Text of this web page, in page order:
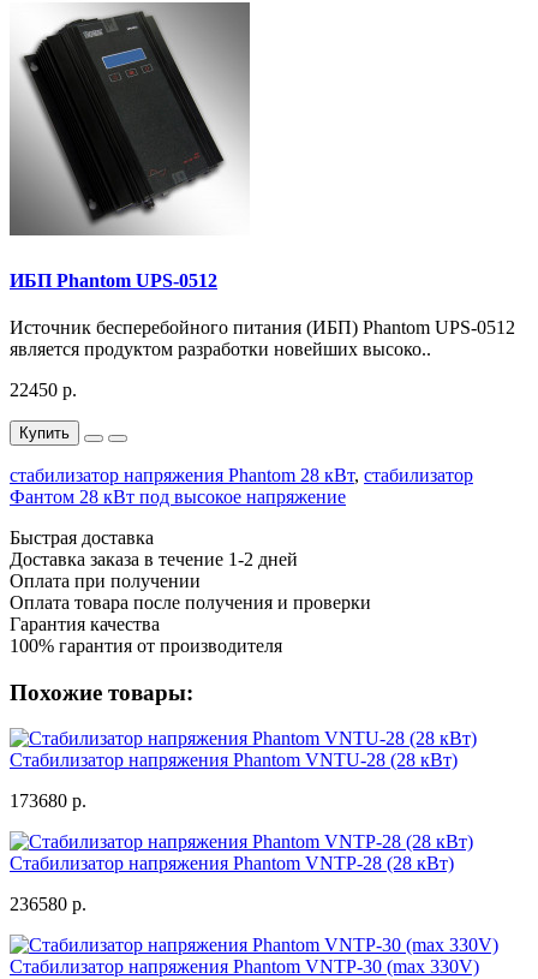
ИБП Phantom UPS-0512
Источник бесперебойного питания (ИБП) Phantom UPS-0512
является продуктом разработки новейших высоко..
22450 р.
Купить
стабилизатор напряжения Phantom 28 кВт, стабилизатор
Фантом 28 кВт под высокое напряжение
Быстрая доставка
Доставка заказа в течение 1-2 дней
Оплата при получении
Оплата товара после получения и проверки
Гарантия качества
100% гарантия от производителя
Похожие товары:
Стабилизатор напряжения Phantom VNTU-28 (28 кВт)
173680 р.
Стабилизатор напряжения Phantom VNTP-28 (28 кВт)
236580 р.
Стабилизатор напряжения Phantom VNTP-30 (max 330V)